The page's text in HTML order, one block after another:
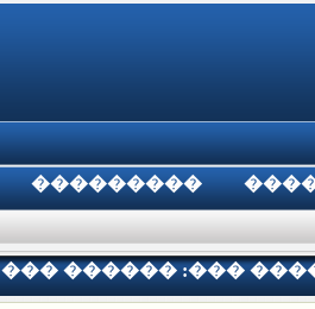
���������
��� ������ :���